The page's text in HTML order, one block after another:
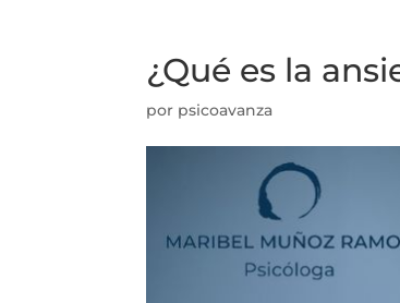
¿Qué es la
por psicoavanza